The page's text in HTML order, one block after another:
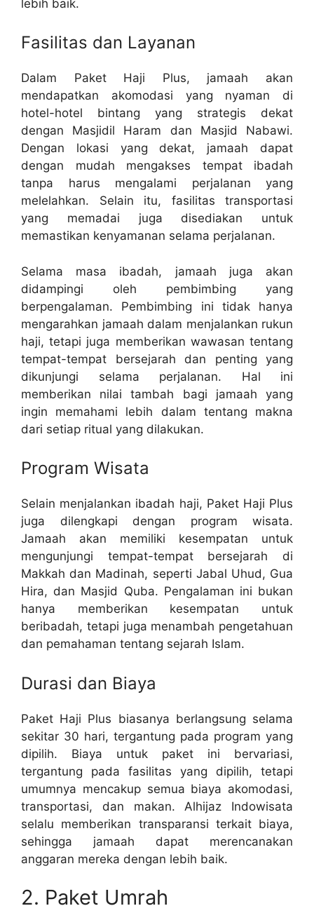
lebih baik.
Fasilitas dan Layanan
Dalam Paket Haji Plus, jamaah akan
mendapatkan akomodasi yang nyaman di
hotel-hotel bintang yang strategis dekat
dengan Masjidil Haram dan Masjid Nabawi.
Dengan lokasi yang dekat, jamaah dapat
dengan mudah mengakses tempat ibadah
tanpa harus mengalami perjalanan yang
melelahkan. Selain itu, fasilitas transportasi
yang memadai juga disediakan untuk
memastikan kenyamanan selama perjalanan.
Selama masa ibadah, jamaah juga akan
didampingi oleh pembimbing yang
berpengalaman. Pembimbing ini tidak hanya
mengarahkan jamaah dalam menjalankan rukun
haji, tetapi juga memberikan wawasan tentang
tempat-tempat bersejarah dan penting yang
dikunjungi selama perjalanan. Hal ini
memberikan nilai tambah bagi jamaah yang
ingin memahami lebih dalam tentang makna
dari setiap ritual yang dilakukan.
Program Wisata
Selain menjalankan ibadah haji, Paket Haji Plus
juga dilengkapi dengan program wisata.
Jamaah akan memiliki kesempatan untuk
mengunjungi tempat-tempat bersejarah di
Makkah dan Madinah, seperti Jabal Uhud, Gua
Hira, dan Masjid Quba. Pengalaman ini bukan
hanya memberikan kesempatan untuk
beribadah, tetapi juga menambah pengetahuan
dan pemahaman tentang sejarah Islam.
Durasi dan Biaya
Paket Haji Plus biasanya berlangsung selama
sekitar 30 hari, tergantung pada program yang
dipilih. Biaya untuk paket ini bervariasi,
tergantung pada fasilitas yang dipilih, tetapi
umumnya mencakup semua biaya akomodasi,
transportasi, dan makan. Alhijaz Indowisata
selalu memberikan transparansi terkait biaya,
sehingga jamaah dapat merencanakan
anggaran mereka dengan lebih baik.
2. Paket Umrah